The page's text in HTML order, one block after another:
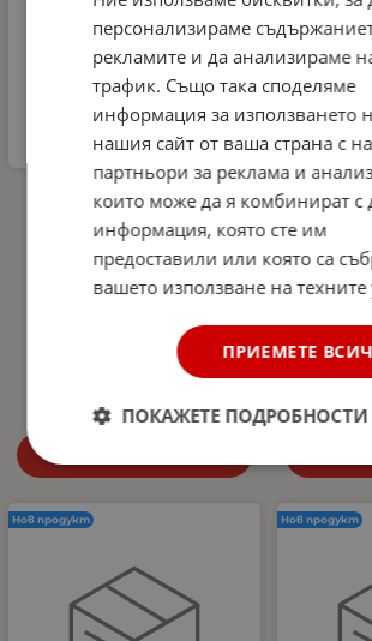
Автомобилна аптечка
DIN 13164-2022 +
светлоотразителна
жилетка и авариен
триъгълник –
Европейски стандарт,
изисквания в Гърция
52.81
за
Cannon,
-
и
Нов продукт Нов продукт
персонализираме
рекламите и да анализираме
трафик. Също така споделяме
информация за използването
нашия сайт от ваша страна с
партньори за реклама и
които може да я комбинират с
информация, която сте им
предоставили или която са
вашето използване на техните
ПРИЕМЕТЕ
ПОКАЖЕТЕ ПОДРОБНОСТИ